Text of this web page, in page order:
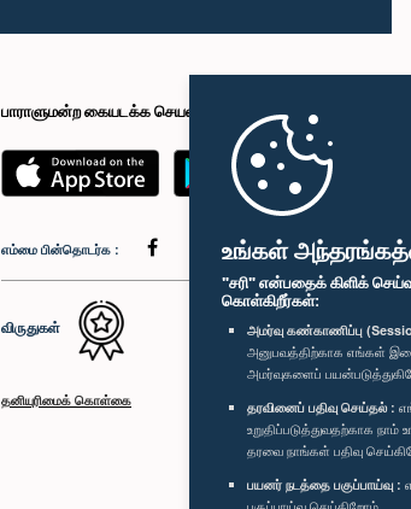
உங்கள்
"சரி" என்பதைக் கிளிக்
கொள்கிறீர்கள்:
அமர்வு கண்காணிப்பு
அனுபவத்திற்காக எங்கள்
அமர்வுகளைப்
தரவினைப் பதிவு செய்தல் :
உறுதிப்படுத்துவதற்காக
தரவை நாங்கள் பதிவு
பயனர் நடத்தை பகுப்பாய்வு :
பாராளுமன்ற கையடக்க செயலி
எம்மை பின்தொடர்க :
விருதுகள்
தனியுரிமைக் கொள்கை